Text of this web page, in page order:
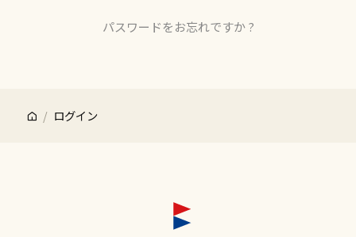
パスワードをお忘れですか ?
ログイン